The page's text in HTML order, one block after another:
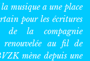
musique a une place
pour les écritures
de la compagnie
renouvelée au fil de
mène depuis une